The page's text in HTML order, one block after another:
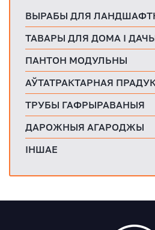
ВЫРАБЫ ДЛЯ
ТАВАРЫ ДЛЯ ДОМА І
ПАНТОН МОДУЛЬНЫ
АЎТАТРАКТАРНАЯ
ТРУБЫ ГАФРЫРАВАНЫЯ
ДАРОЖНЫЯ АГАРОДЖЫ
ІНШАЕ